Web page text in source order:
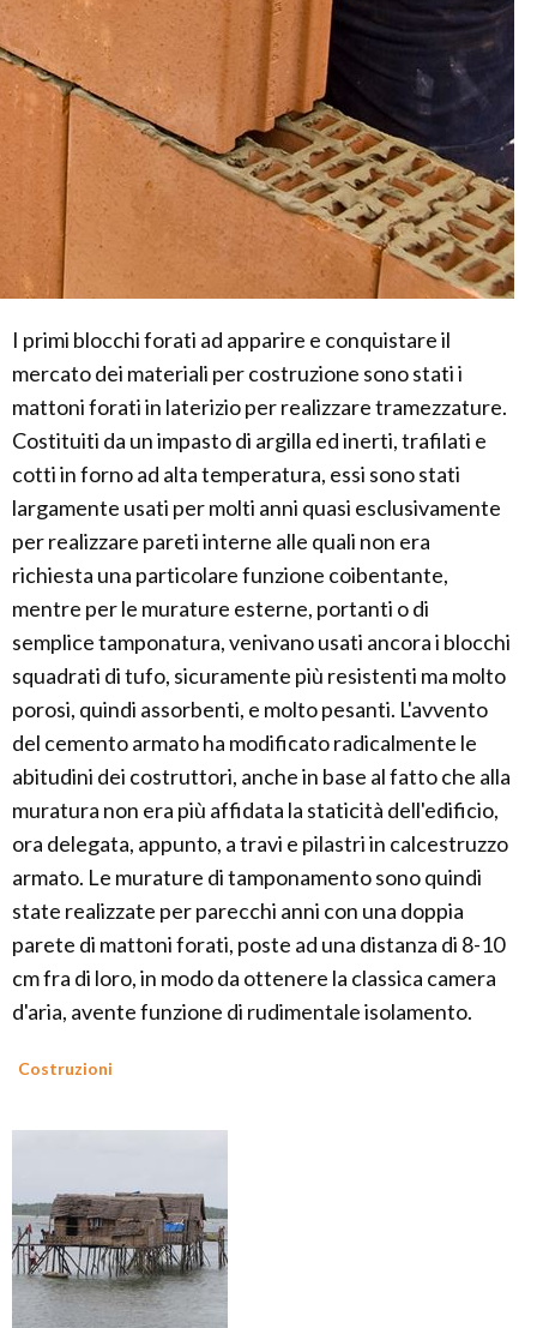
I primi blocchi forati ad apparire e conquistare il
mercato dei materiali per costruzione sono stati i
mattoni forati in laterizio per realizzare tramezzature.
Costituiti da un impasto di argilla ed inerti, trafilati e
cotti in forno ad alta temperatura, essi sono stati
largamente usati per molti anni quasi esclusivamente
per realizzare pareti interne alle quali non era
richiesta una particolare funzione coibentante,
mentre per le murature esterne, portanti o di
semplice tamponatura, venivano usati ancora i blocchi
squadrati di tufo, sicuramente più resistenti ma molto
porosi, quindi assorbenti, e molto pesanti. L'avvento
del cemento armato ha modificato radicalmente le
abitudini dei costruttori, anche in base al fatto che alla
muratura non era più affidata la staticità dell'edificio,
ora delegata, appunto, a travi e pilastri in calcestruzzo
armato. Le murature di tamponamento sono quindi
state realizzate per parecchi anni con una doppia
parete di mattoni forati, poste ad una distanza di 8-10
cm fra di loro, in modo da ottenere la classica camera
d'aria, avente funzione di rudimentale isolamento.
Costruzioni